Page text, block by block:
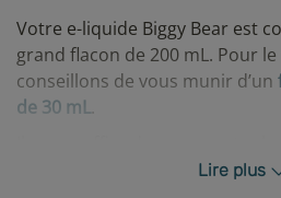
Votre e-liquide Biggy Bear est
grand flacon de 200 mL. Pour
conseillons de vous munir d’un
de 30 mL
le flacon VapoMIX jusqu’àLire plus